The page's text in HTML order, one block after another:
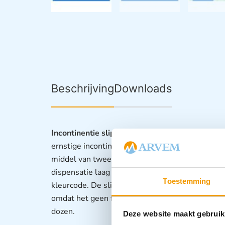
Toestemming
Deze website maakt
BeschrijvingDownloads
Incontinentie slip
ernstige incontinentie. De slip is bijzonder
middel van twee klittenbandbevestigingen aan
dispensatie laag wordt het vochtgevoel
kleurcode. De slip is geruisloos in gebruik, door
omdat het geen folies bevat.RIBOSLIP® wordt
dozen.